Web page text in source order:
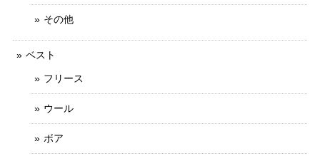
その他
ベスト
フリース
ウール
ボア